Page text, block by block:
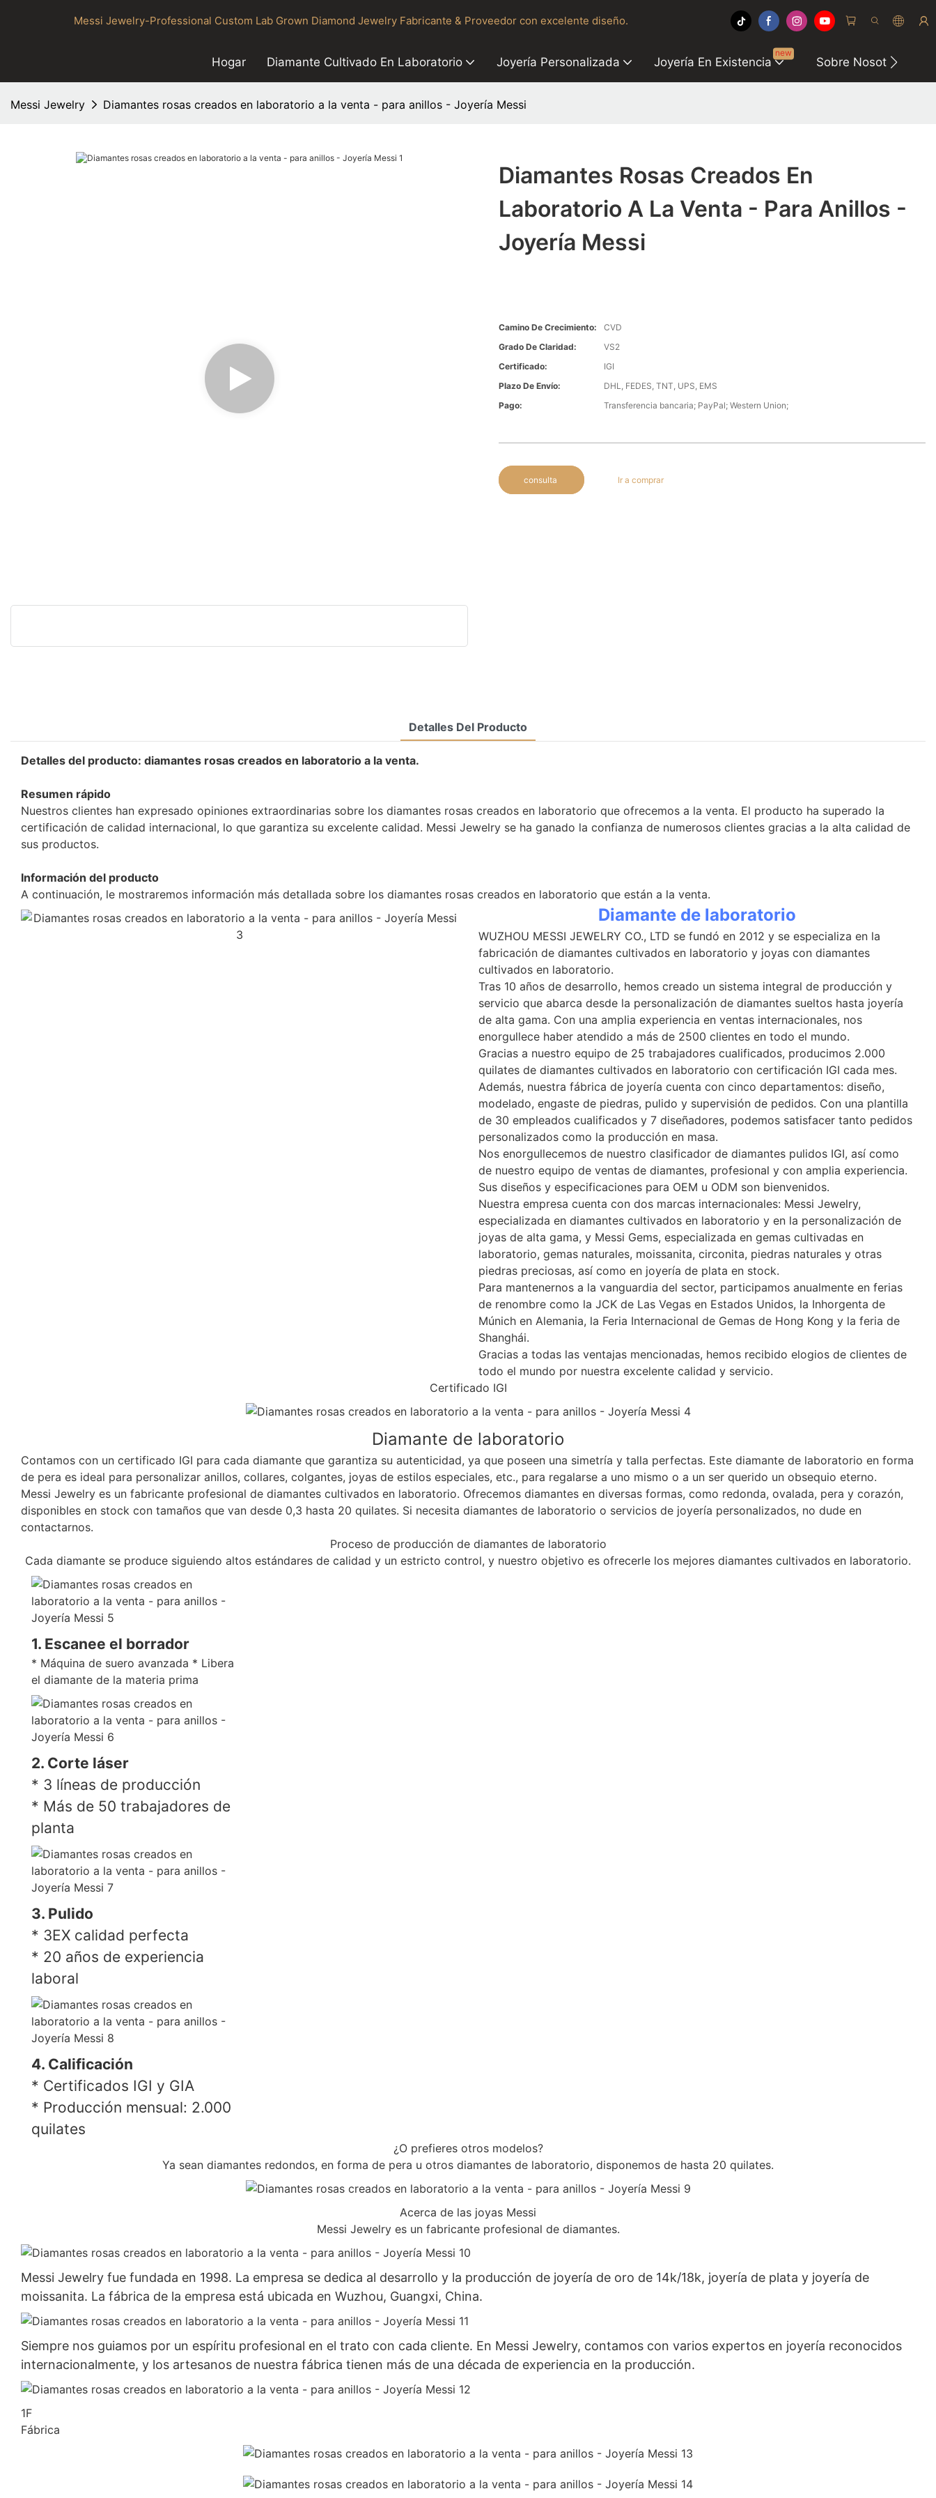
Messi Jewelry-Professional Custom Lab Grown Diamond Jewelry Fabricante & Proveedor con excelente diseño.
Hogar Diamante Cultivado En Laboratorio Joyería Personalizada Joyería En Existencia
new
Sobre Nosotros
Messi Jewelry Diamantes rosas creados en laboratorio a la venta - para anillos - Joyería Messi
Diamantes Rosas Creados En
Laboratorio A La Venta - Para Anillos -
Joyería Messi
Camino De Crecimiento:
CVD
Grado De Claridad:
VS2
Certificado:
IGI
Plazo De Envío:
DHL, FEDES, TNT, UPS, EMS
Pago:
Transferencia bancaria; PayPal; Western Union;
consulta Ir a comprar
Detalles Del Producto
Detalles del producto: diamantes rosas creados en laboratorio a la venta.
Resumen rápido
Nuestros clientes han expresado opiniones extraordinarias sobre los diamantes rosas creados en laboratorio que ofrecemos a la venta. El producto ha superado la
certificación de calidad internacional, lo que garantiza su excelente calidad. Messi Jewelry se ha ganado la confianza de numerosos clientes gracias a la alta calidad de
sus productos.
Información del producto
A continuación, le mostraremos información más detallada sobre los diamantes rosas creados en laboratorio que están a la venta.
Diamante de laboratorio
WUZHOU MESSI JEWELRY CO., LTD se fundó en 2012 y se especializa en la
fabricación de diamantes cultivados en laboratorio y joyas con diamantes
cultivados en laboratorio.
Tras 10 años de desarrollo, hemos creado un sistema integral de producción y
servicio que abarca desde la personalización de diamantes sueltos hasta joyería
de alta gama. Con una amplia experiencia en ventas internacionales, nos
enorgullece haber atendido a más de 2500 clientes en todo el mundo.
Gracias a nuestro equipo de 25 trabajadores cualificados, producimos 2.000
quilates de diamantes cultivados en laboratorio con certificación IGI cada mes.
Además, nuestra fábrica de joyería cuenta con cinco departamentos: diseño,
modelado, engaste de piedras, pulido y supervisión de pedidos. Con una plantilla
de 30 empleados cualificados y 7 diseñadores, podemos satisfacer tanto pedidos
personalizados como la producción en masa.
Nos enorgullecemos de nuestro clasificador de diamantes pulidos IGI, así como
de nuestro equipo de ventas de diamantes, profesional y con amplia experiencia.
Sus diseños y especificaciones para OEM u ODM son bienvenidos.
Nuestra empresa cuenta con dos marcas internacionales: Messi Jewelry,
especializada en diamantes cultivados en laboratorio y en la personalización de
joyas de alta gama, y ​​Messi Gems, especializada en gemas cultivadas en
laboratorio, gemas naturales, moissanita, circonita, piedras naturales y otras
piedras preciosas, así como en joyería de plata en stock.
Para mantenernos a la vanguardia del sector, participamos anualmente en ferias
de renombre como la JCK de Las Vegas en Estados Unidos, la Inhorgenta de
Múnich en Alemania, la Feria Internacional de Gemas de Hong Kong y la feria de
Shanghái.
Gracias a todas las ventajas mencionadas, hemos recibido elogios de clientes de
todo el mundo por nuestra excelente calidad y servicio.
Certificado IGI
Diamante de laboratorio
Contamos con un certificado IGI para cada diamante que garantiza su autenticidad, ya que poseen una simetría y talla perfectas. Este diamante de laboratorio en forma
de pera es ideal para personalizar anillos, collares, colgantes, joyas de estilos especiales, etc., para regalarse a uno mismo o a un ser querido un obsequio eterno.
Messi Jewelry es un fabricante profesional de diamantes cultivados en laboratorio. Ofrecemos diamantes en diversas formas, como redonda, ovalada, pera y corazón,
disponibles en stock con tamaños que van desde 0,3 hasta 20 quilates. Si necesita diamantes de laboratorio o servicios de joyería personalizados, no dude en
contactarnos.
Proceso de producción de diamantes de laboratorio
Cada diamante se produce siguiendo altos estándares de calidad y un estricto control, y nuestro objetivo es ofrecerle los mejores diamantes cultivados en laboratorio.
1. Escanee el borrador
* Máquina de suero avanzada * Libera
el diamante de la materia prima
2. Corte láser
* 3 líneas de producción
* Más de 50 trabajadores de
planta
3. Pulido
* 3EX calidad perfecta
* 20 años de experiencia
laboral
4. Calificación
* Certificados IGI y GIA
* Producción mensual: 2.000
quilates
¿O prefieres otros modelos?
Ya sean diamantes redondos, en forma de pera u otros diamantes de laboratorio, disponemos de hasta 20 quilates.
Acerca de las joyas Messi
Messi Jewelry es un fabricante profesional de diamantes.
Messi Jewelry fue fundada en 1998. La empresa se dedica al desarrollo y la producción de joyería de oro de 14k/18k, joyería de plata y joyería de
moissanita. La fábrica de la empresa está ubicada en Wuzhou, Guangxi, China.
Siempre nos guiamos por un espíritu profesional en el trato con cada cliente. En Messi Jewelry, contamos con varios expertos en joyería reconocidos
internacionalmente, y los artesanos de nuestra fábrica tienen más de una década de experiencia en la producción.
1F
Fábrica